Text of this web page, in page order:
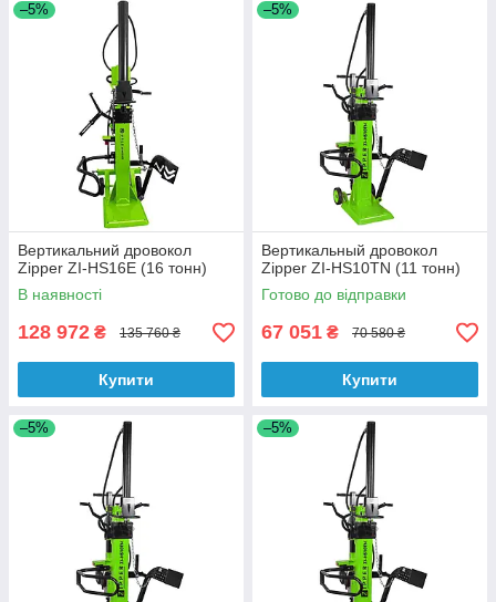
–5%
Вертикальний дровокол
Zipper ZI-HS16E (16 тонн)
В наявності
128 972 ₴ 135 760 ₴
Купити
–5%
Вертикальный дровокол
Zipper ZI-HS10TN (11 тонн)
Готово до відправки
67 051 ₴ 70 580 ₴
Купити
–5% –5%